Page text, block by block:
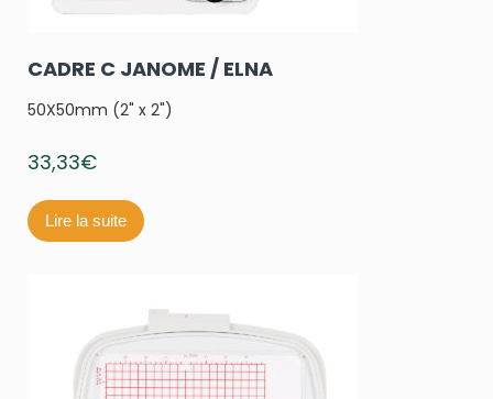
CADRE C JANOME / ELNA
50X50mm (2" x 2")
33,33€
Lire la suite